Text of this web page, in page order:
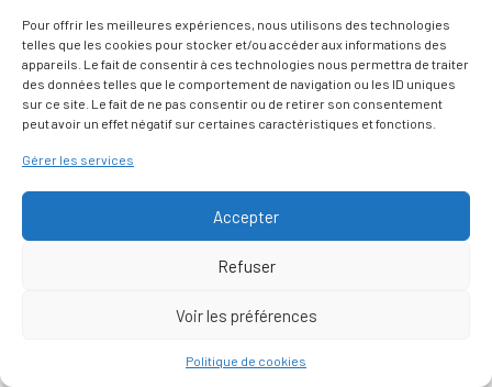
Pour offrir les meilleures expériences, nous utilisons des technologies
telles que les cookies pour stocker et/ou accéder aux informations des
appareils. Le fait de consentir à ces technologies nous permettra de traiter
des données telles que le comportement de navigation ou les ID uniques
sur ce site. Le fait de ne pas consentir ou de retirer son consentement
peut avoir un effet négatif sur certaines caractéristiques et fonctions.
Gérer les services
Accepter
Refuser
Voir les préférences
Politique de cookies